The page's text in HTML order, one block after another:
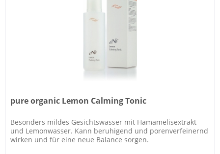
pure organic Lemon Calming Tonic
Besonders mildes Gesichtswasser mit Hamamelisextrakt
und Lemonwasser. Kann beruhigend und porenverfeinernd
wirken und für eine neue Balance sorgen.